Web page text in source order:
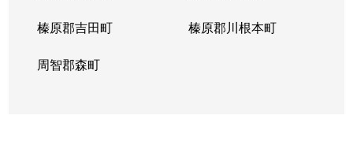
榛原郡吉田町 榛原郡川根本町
周智郡森町